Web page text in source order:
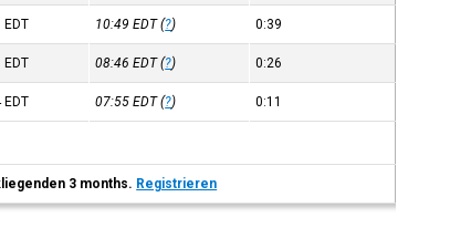
EDT 10:49EDT(?) 0:39
EDT 08:46EDT(?) 0:26
EDT 07:55EDT(?) 0:11
3 months. Registrieren